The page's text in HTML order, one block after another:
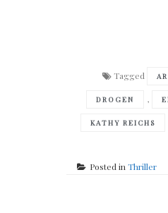
Tagged
DROGEN ,
KATHY REICHS
Posted inThriller